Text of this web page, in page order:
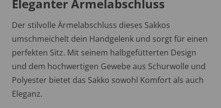
Eleganter Ärmelabschluss
Der stilvolle Ärmelabschluss dieses Sakkos
umschmeichelt dein Handgelenk und sorgt für einen
perfekten Sitz. Mit seinem halbgefütterten Design
und dem hochwertigen Gewebe aus Schurwolle und
Polyester bietet das Sakko sowohl Komfort als auch
Eleganz.